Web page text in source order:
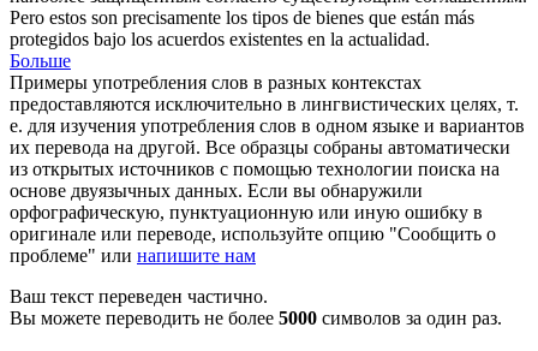
Pero estos son precisamente los tipos de bienes que están más
protegidos bajo los acuerdos existentes en la actualidad.
Больше
Примеры употребления слов в разных контекстах
предоставляются исключительно в лингвистических целях, т.
е. для изучения употребления слов в одном языке и вариантов
их перевода на другой. Все образцы собраны автоматически
из открытых источников с помощью технологии поиска на
основе двуязычных данных. Если вы обнаружили
орфографическую, пунктуационную или иную ошибку в
оригинале или переводе, используйте опцию "Сообщить о
проблеме" или напишите нам
Ваш текст переведен частично.
Вы можете переводить не более 5000 символов за один раз.